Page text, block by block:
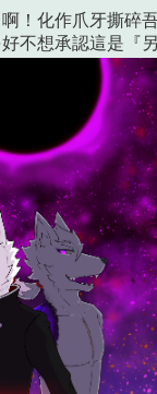
啊！化作爪牙撕
不想承認這是『